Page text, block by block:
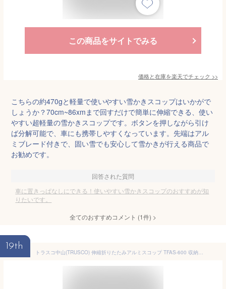
この商品をサイトでみる
価格と在庫を楽天でチェック >>
こちらの約470gと軽量で使いやすい雪かきスコップはいかがで
しょうか？70cm~86xmまで回すだけで簡単に伸縮できる、使い
やすい超軽量の雪かきスコップです。ボタンを押しながら引け
ば分解可能で、車にも携帯しやすくなっています。先端はアル
ミブレード付きで、固い雪でも安心して雪かきが行える商品で
お勧めです。
回答された質問
車に置きっぱなしにできる！使いやすい雪かきスコップのおすすめが知
りたいです。
全てのおすすめコメント (1件) >
19th
トラスコ中山(TRUSCO) 伸縮折りたたみアルミスコップ TFAS-600 収納ケース 収納ボックス